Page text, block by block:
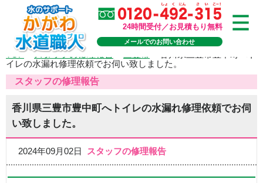
24時間受付／お見積もり無料
メールでのお問い合わせ
TOP>スタッフの修理報告
イレの水漏れ修理依頼でお伺い致しました。
スタッフの修理報告
香川県三豊市豊中町へトイレの水漏れ修理依頼でお伺
い致しました。
2024年09月02日 スタッフの修理報告